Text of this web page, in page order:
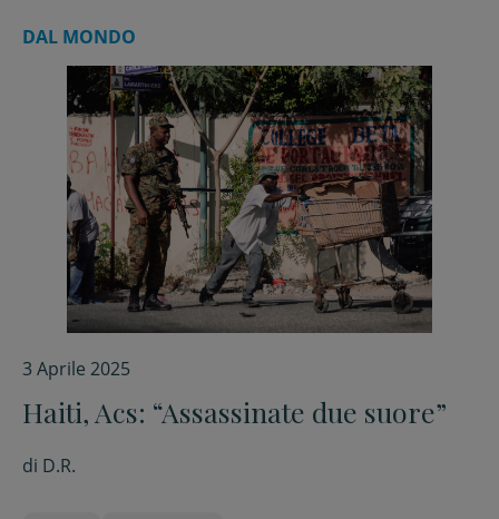
DAL MONDO
3 Aprile 2025
Haiti, Acs: “Assassinate due suore”
di D.R.